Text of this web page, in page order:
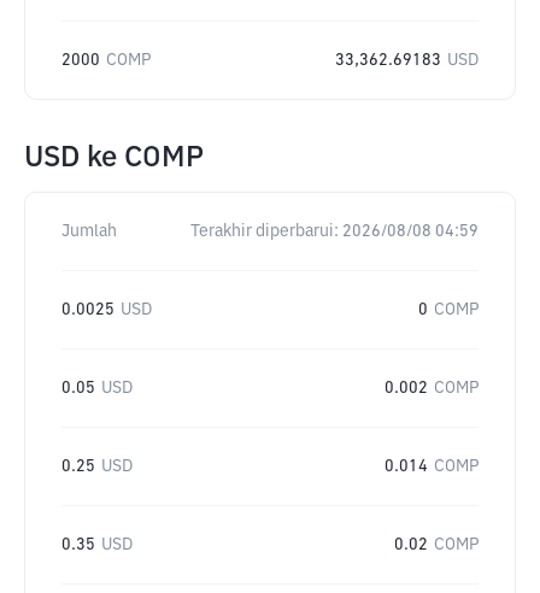
2000 COMP 33,362.69183 USD
USD ke COMP
Jumlah Terakhir diperbarui: 2026/08/08 04:59
0.0025 USD 0 COMP
0.05 USD 0.002 COMP
0.25 USD 0.014 COMP
0.35 USD 0.02 COMP